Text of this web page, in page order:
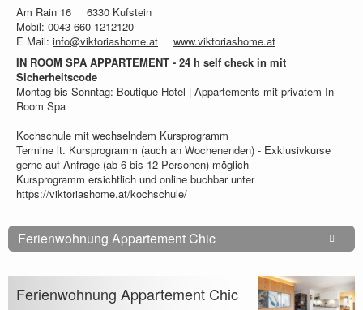
Am Rain 16
6330 Kufstein
Mobil: 0043 660 1212120
E Mail: info@viktoriashome.at
www.viktoriashome.at
IN ROOM SPA APPARTEMENT - 24 h self check in mit
Sicherheitscode
Montag bis Sonntag: Boutique Hotel | Appartements mit privatem In
Room Spa
Kochschule mit wechselndem Kursprogramm
Termine lt. Kursprogramm (auch an Wochenenden) - Exklusivkurse
gerne auf Anfrage (ab 6 bis 12 Personen) möglich
Kursprogramm ersichtlich und online buchbar unter
https://viktoriashome.at/kochschule/
Ferienwohnung Appartement Chic
Ferienwohnung Appartement Chic